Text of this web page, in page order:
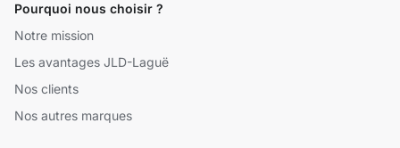
Pourquoi nous choisir ?
Notre mission
Les avantages JLD-Laguë
Nos clients
Nos autres marques